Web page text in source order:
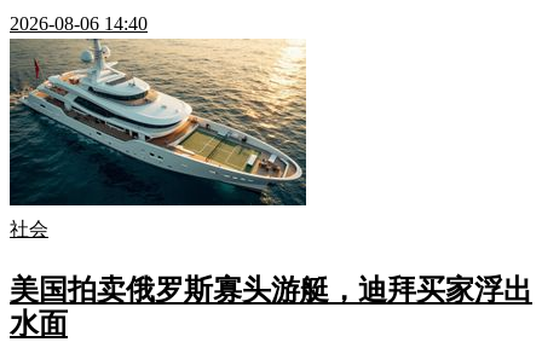
2026-08-06 14:40
社会
美国拍卖俄罗斯寡头游艇，迪拜买家浮出
水面